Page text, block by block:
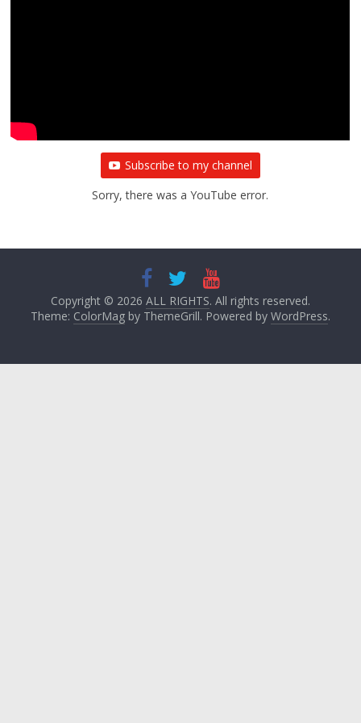
Subscribe to my channel
Sorry, there was a YouTube error.
Copyright © 2026 ALL RIGHTS. All rights reserved.
Theme: ColorMagby ThemeGrill. Powered by WordPress.